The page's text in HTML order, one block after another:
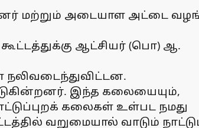
மற்றும் அடையாள அட்டை
ஆட்சியர் (பொ) ஆ.
நலிவடைந்துவிட்டன.
இந்த கலையையும்,
கலைகள் உள்பட நமது
வறுமையால் வாடும்